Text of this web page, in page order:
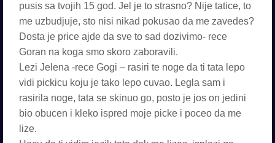
pusis sa tvojih 15 god. Jel je to strasno? Nije tatice, to
me uzbudjuje, sto nisi nikad pokusao da me zavedes?
Dosta je price ajde da sve to sad dozivimo- rece
Goran na koga smo skoro zaboravili.
Lezi Jelena -rece Gogi – rasiri te noge da ti tata lepo
vidi pickicu koju je tako lepo cuvao. Legla sam i
rasirila noge, tata se skinuo go, posto je jos on jedini
bio obucen i kleko ispred moje picke i poceo da me
lize.